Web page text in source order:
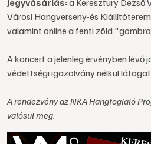
Jegyvásárlás:a Keresztury Dezső
Városi Hangverseny-és
valamint online a fenti zöld
A koncert a jelenleg érvényben lévő
védettségi igazolvány nélkül
A rendezvény az NKA Hangfoglaló
valósul meg.